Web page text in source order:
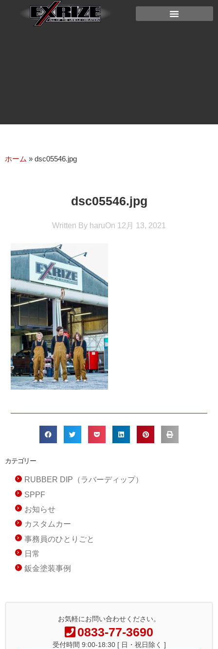
ホーム » dsc05546.jpg
dsc05546.jpg
Written By haruOn 12月 13, 2021
カテゴリー
RUBBER DIP（ラバーディップ）
SPPF
お知らせ
カスタムカー
事務員のひとりごと
日常
鈑金塗装事例
お気軽にお問い合わせください。
0833-77-3690
受付時間 9:00-18:30 [ 日・祝日除く ]